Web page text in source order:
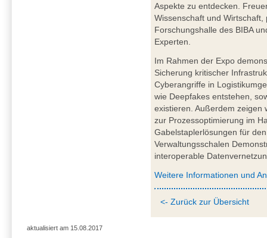
Aspekte zu entdecken.
Wissenschaft und
Forschungshalle des BIBA
Experten.
Im Rahmen der Expo
Sicherung kritischer
Cyberangriffe in
wie Deepfakes entstehen,
existieren. Außerdem zeigen
zur Prozessoptimierung im
Gabelstaplerlösungen für
Verwaltungsschalen
interoperable
Weitere Informationen und
<- Zurück zur Übersicht
aktualisiert am 15.08.2017